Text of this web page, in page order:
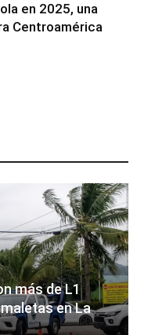
en 2025, una
Centroamérica
más de L1
en La